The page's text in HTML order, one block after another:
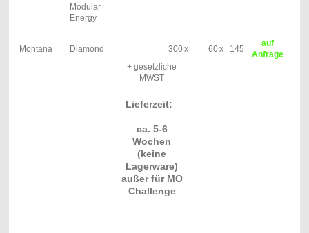
Modular
Energy
Montana Diamond 300x 60x 145
auf
Anfrage
+ gesetzliche
MWST
Lieferzeit:
ca. 5-6
Wochen
(keine
Lagerware)
außer für MO
Challenge